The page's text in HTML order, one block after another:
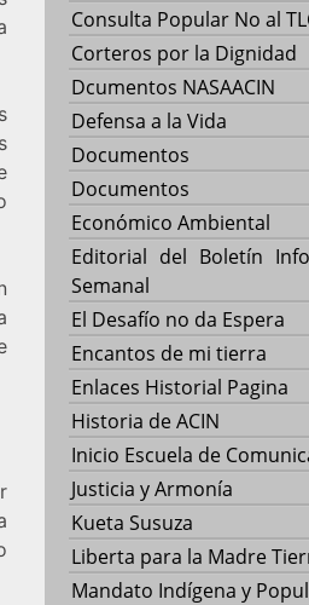
Consulta Popular No al
Corteros por la Dignidad
Dcumentos NASAACIN
Defensa a la Vida
Documentos
Documentos
Económico Ambiental
Editorial del Boletín
Semanal
El Desafío no da Espera
Encantos de mi tierra
Enlaces Historial Pagina
Historia de ACIN
Inicio Escuela de
Justicia y Armonía
Kueta Susuza
Liberta para la Madre
Mandato Indígena y